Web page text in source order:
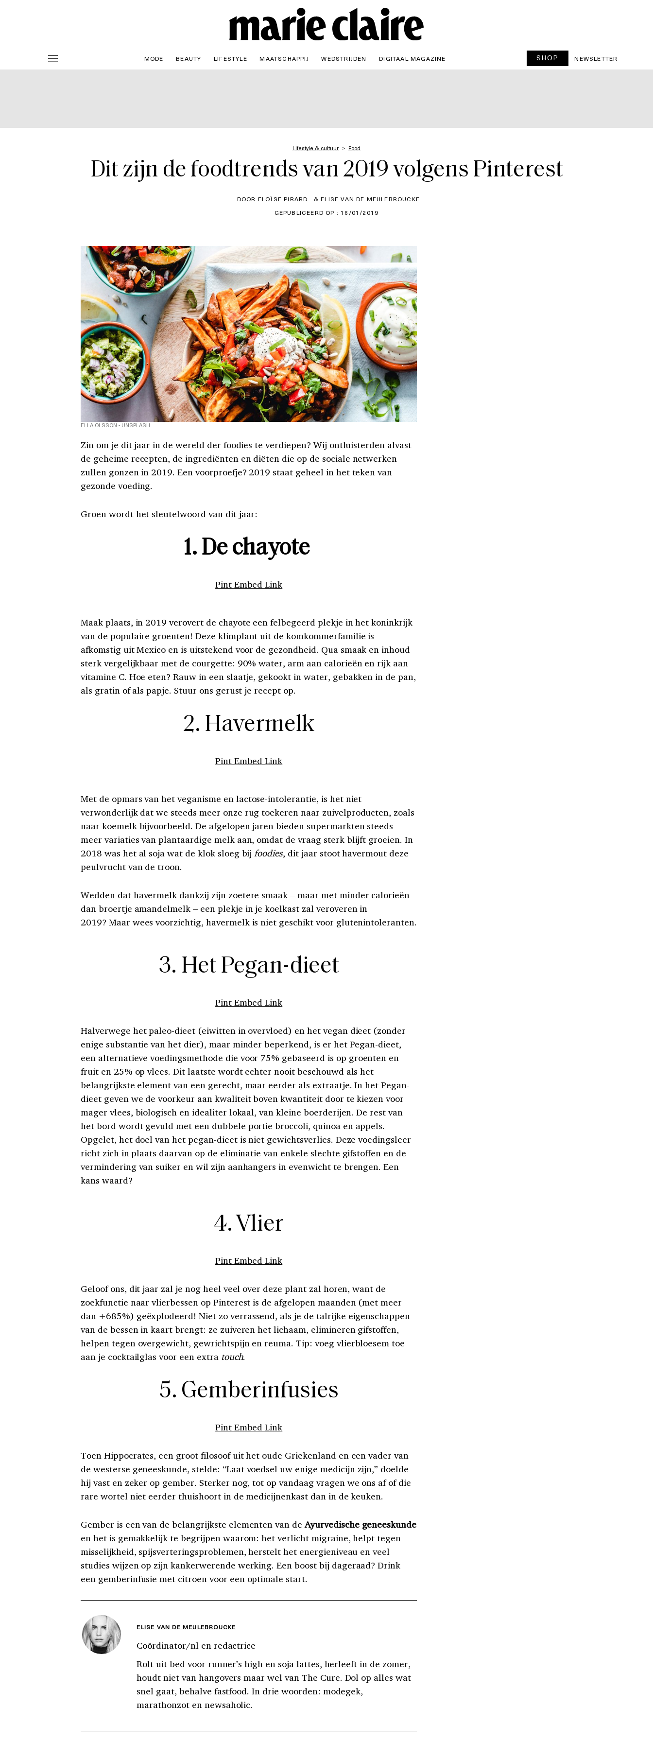
MODE BEAUTY LIFESTYLE MAATSCHAPPIJ WEDSTRIJDEN DIGITAAL MAGAZINE SHOP NEWSLETTER
Lifestyle & cultuur Food
Dit zijn de foodtrends van 2019 volgens Pinterest
DOOR ELOÏSE PIRARD
& ELISE VAN DE MEULEBROUCKE
GEPUBLICEERD OP : 16/01/2019
ELLA OLSSON - UNSPLASH
Zin om je dit jaar in de wereld der foodies te verdiepen? Wij ontluisterden alvast
de geheime recepten, de ingrediënten en diëten die op de sociale netwerken
zullen gonzen in 2019. Een voorproefje? 2019 staat geheel in het teken van
gezonde voeding.
Groen wordt het sleutelwoord van dit jaar:
1. De chayote
Pint Embed Link
Maak plaats, in 2019 verovert de chayote een felbegeerd plekje in het koninkrijk
van de populaire groenten! Deze klimplant uit de komkommerfamilie is
afkomstig uit Mexico en is uitstekend voor de gezondheid. Qua smaak en inhoud
sterk vergelijkbaar met de courgette: 90% water, arm aan calorieën en rijk aan
vitamine C. Hoe eten? Rauw in een slaatje, gekookt in water, gebakken in de pan,
als gratin of als papje. Stuur ons gerust je recept op.
2. Havermelk
Pint Embed Link
Met de opmars van het veganisme en lactose-intolerantie, is het niet
verwonderlijk dat we steeds meer onze rug toekeren naar zuivelproducten, zoals
naar koemelk bijvoorbeeld. De afgelopen jaren bieden supermarkten steeds
meer variaties van plantaardige melk aan, omdat de vraag sterk blijft groeien. In
2018 was het al soja wat de klok sloeg bijfoodies, dit jaar stoot havermout deze
peulvrucht van de troon.
Wedden dat havermelk dankzij zijn zoetere smaak – maar met minder calorieën
dan broertje amandelmelk – een plekje in je koelkast zal veroveren in
2019? Maar wees voorzichtig, havermelk is niet geschikt voor glutenintoleranten.
3. Het Pegan-dieet
Pint Embed Link
Halverwege het paleo-dieet (eiwitten in overvloed) en het vegan dieet (zonder
enige substantie van het dier), maar minder beperkend, is er het Pegan-dieet,
een alternatieve voedingsmethode die voor 75% gebaseerd is op groenten en
fruit en 25% op vlees. Dit laatste wordt echter nooit beschouwd als het
belangrijkste element van een gerecht, maar eerder als extraatje. In het Pegan-
dieet geven we de voorkeur aan kwaliteit boven kwantiteit door te kiezen voor
mager vlees, biologisch en idealiter lokaal, van kleine boerderijen. De rest van
het bord wordt gevuld met een dubbele portie broccoli, quinoa en appels.
Opgelet, het doel van het pegan-dieet is niet gewichtsverlies. Deze voedingsleer
richt zich in plaats daarvan op de eliminatie van enkele slechte gifstoffen en de
vermindering van suiker en wil zijn aanhangers in evenwicht te brengen. Een
kans waard?
4. Vlier
Pint Embed Link
Geloof ons, dit jaar zal je nog heel veel over deze plant zal horen, want de
zoekfunctie naar vlierbessen op Pinterest is de afgelopen maanden (met meer
dan +685%) geëxplodeerd! Niet zo verrassend, als je de talrijke eigenschappen
van de bessen in kaart brengt: ze zuiveren het lichaam, elimineren gifstoffen,
helpen tegen overgewicht, gewrichtspijn en reuma. Tip: voeg vlierbloesem toe
aan je cocktailglas voor een extra touch.
5. Gemberinfusies
Pint Embed Link
Toen Hippocrates, een groot filosoof uit het oude Griekenland en een vader van
de westerse geneeskunde, stelde: “Laat voedsel uw enige medicijn zijn,” doelde
hij vast en zeker op gember. Sterker nog, tot op vandaag vragen we ons af of die
rare wortel niet eerder thuishoort in de medicijnenkast dan in de keuken.
Gember is een van de belangrijkste elementen van deAyurvedische geneeskunde
en het is gemakkelijk te begrijpen waarom: het verlicht migraine, helpt tegen
misselijkheid, spijsverteringsproblemen, herstelt het energieniveau en veel
studies wijzen op zijn kankerwerende werking. Een boost bij dageraad? Drink
een gemberinfusie met citroen voor een optimale start.
ELISE VAN DE MEULEBROUCKE
Coördinator/nl en redactrice
Rolt uit bed voor runner’s high en soja lattes, herleeft in de zomer,
houdt niet van hangovers maar wel van The Cure. Dol op alles wat
snel gaat, behalve fastfood. In drie woorden: modegek,
marathonzot en newsaholic.